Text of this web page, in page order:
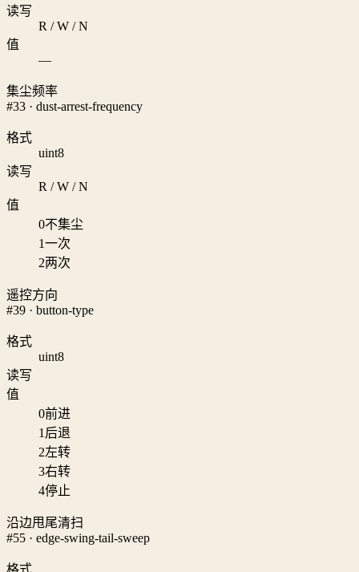
读写
R / W / N
值
—
集尘频率
#33 · dust-arrest-frequency
格式
uint8
读写
R / W / N
值
0不集尘
1一次
2两次
遥控方向
#39 · button-type
格式
uint8
读写
值
0前进
1 后退
2左转
3右转
4停止
沿边甩尾清扫
#55 · edge-swing-tail-sweep
格式